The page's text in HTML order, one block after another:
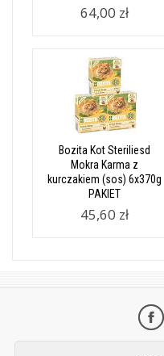
64,00 zł
Bozita Kot Steriliesd
Mokra Karma z
kurczakiem (sos) 6x370g
PAKIET
45,60 zł